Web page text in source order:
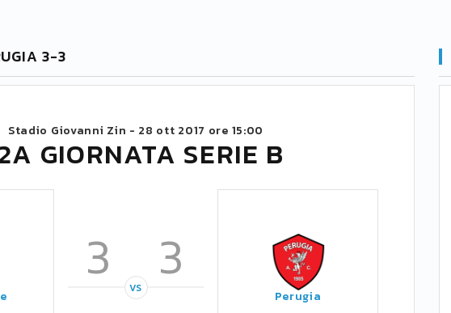
3-3
Stadio Giovanni Zin - 28 ott 2017 ore 15:00
GIORNATA SERIE B
3 3
VS Perugia